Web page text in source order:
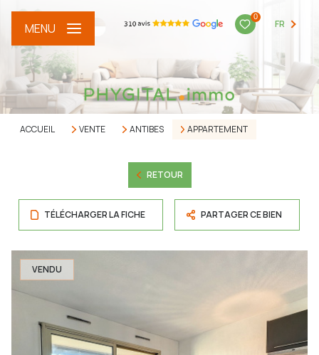
0
FR
MENU
ACCUEIL VENTE ANTIBES APPARTEMENT
RETOUR
TÉLÉCHARGER LA FICHE PARTAGER CE BIEN
VENDU